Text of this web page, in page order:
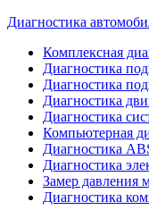
Диагностика
Комплексная
Диагностика
Диагностика
Диагностика
Диагностика
Компьютерная
Диагностика
Диагностика
Замер давления
Диагностика